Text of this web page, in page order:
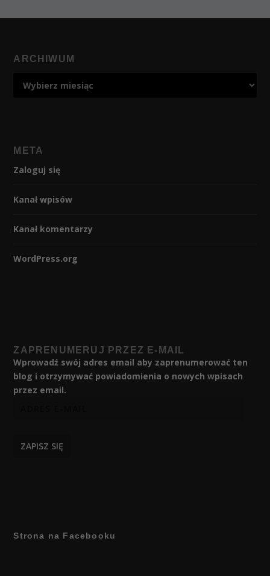
ARCHIWUM
META
Zaloguj się
Kanał wpisów
Kanał komentarzy
WordPress.org
ZAPRENUMERUJ PRZEZ E-MAIL
Wprowadź swój adres email aby zaprenumerować ten
blog i otrzymywać powiadomienia o nowych wpisach
przez email.
ZAPISZ SIĘ
Strona na Facebooku